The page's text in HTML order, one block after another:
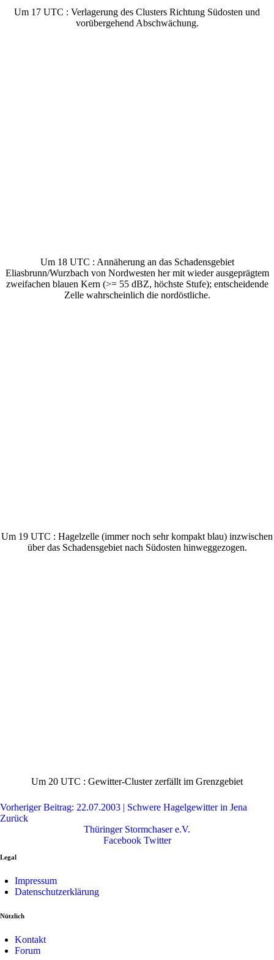
Um 17 UTC : Verlagerung des Clusters Richtung Südosten und
vorübergehend Abschwächung.
Um 18 UTC : Annäherung an das Schadensgebiet
Eliasbrunn/Wurzbach von Nordwesten her mit wieder ausgeprägtem
zweifachen blauen Kern (>= 55 dBZ, höchste Stufe); entscheidende
Zelle wahrscheinlich die nordöstliche.
Um 19 UTC : Hagelzelle (immer noch sehr kompakt blau) inzwischen
über das Schadensgebiet nach Südosten hinweggezogen.
Um 20 UTC : Gewitter-Cluster zerfällt im Grenzgebiet
Vorheriger Beitrag: 22.07.2003 | Schwere Hagelgewitter in Jena
Zurück
Thüringer Stormchaser e.V.
Facebook Twitter
Legal
Impressum
Datenschutzerklärung
Nützlich
Kontakt
Forum